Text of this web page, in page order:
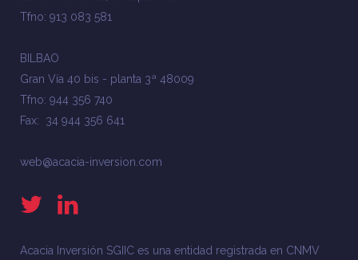
Tfno: 913 083 581
BILBAO
Gran Vía 40 bis - planta 3ª 48009
Tfno: 944 356 740
Fax: 34 944 356 641
web@acacia-inversion.com
Acacia Inversión SGIIC es una entidad registrada en CNMV